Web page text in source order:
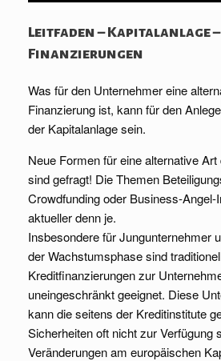
Leitfaden – Kapitalanlage
Finanzierungen
Was für den Unternehmer eine
Finanzierung ist, kann für den
der Kapitalanlage sein.
Neue Formen für eine alternative
sind gefragt! Die Themen
Crowdfunding oder Business-Angel-
aktueller denn je.
Insbesondere für Jungunternehmer
der Wachstumsphase sind
Kreditfinanzierungen zur
uneingeschränkt geeignet. Diese
kann die seitens der Kreditinstitute
Sicherheiten oft nicht zur Verfügung
Veränderungen am europäischen